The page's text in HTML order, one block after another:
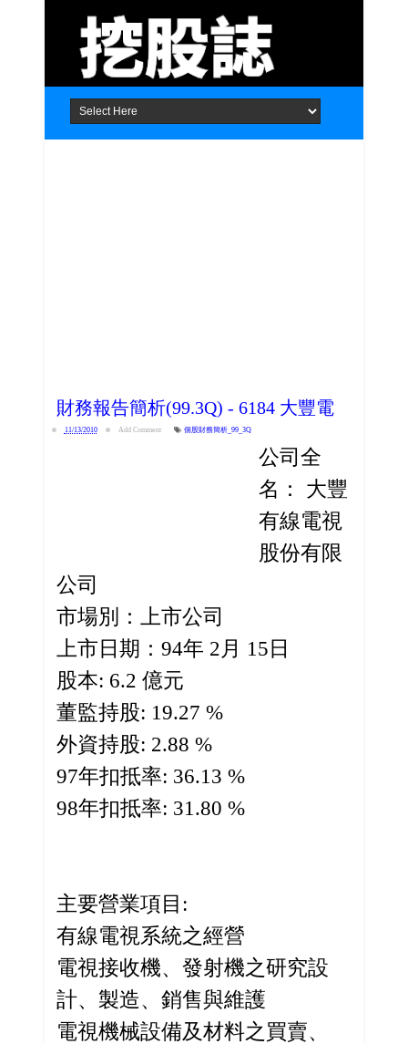
Home About Contact
財務報告簡析(99.3Q) - 6184 大豐電
11/13/2010 Add Comment 個股財務簡析_99_3Q
公司全
名： 大豐
有線電視
股份有限
公司
市場別：上市公司
上市日期：94年 2月 15日
股本: 6.2 億元
董監持股: 19.27 %
外資持股: 2.88 %
97年扣抵率: 36.13 %
98年扣抵率: 31.80 %
主要營業項目:
有線電視系統之經營
電視接收機、發射機之研究設
計、製造、銷售與維護
電視機械設備及材料之買賣、